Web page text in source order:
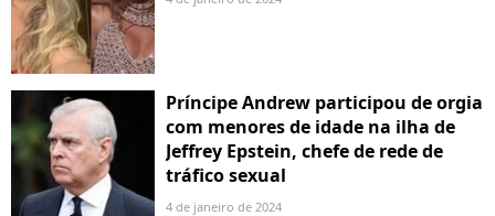
Príncipe Andrew participou de orgia
com menores de idade na ilha de
Jeffrey Epstein, chefe de rede de
tráfico sexual
4 de janeiro de 2024